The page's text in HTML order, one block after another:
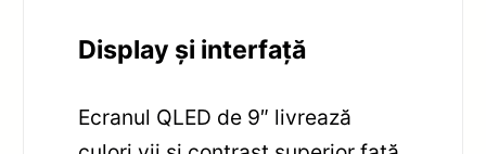
Display și interfață
Ecranul QLED de 9″ livrează